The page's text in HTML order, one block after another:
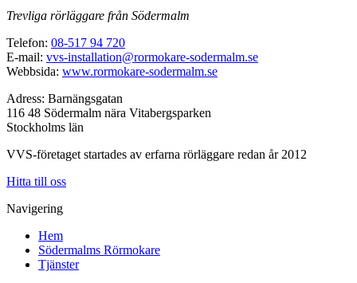
Trevliga rörläggare från Södermalm
Telefon: 08-517 94 720
E-mail: vvs-installation@rormokare-sodermalm.se
Webbsida: www.rormokare-sodermalm.se
Adress: Barnängsgatan
116 48 Södermalm nära Vitabergsparken
Stockholms län
VVS-företaget startades av erfarna rörläggare redan år 2012
Hitta till oss
Navigering
Hem
Södermalms Rörmokare
Tjänster